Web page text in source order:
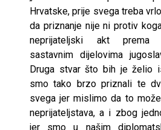
Hrvatske, prije svega treba
da priznanje nije ni protiv
neprijateljski akt prema
sastavnim dijelovima
Druga stvar što bih je želio
smo tako brzo priznali te
svega jer mislimo da to
neprijateljstava, a i zbog
jer smo u našim